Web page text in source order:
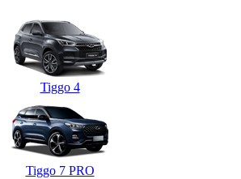
Tiggo 4
Tiggo 7 PRO